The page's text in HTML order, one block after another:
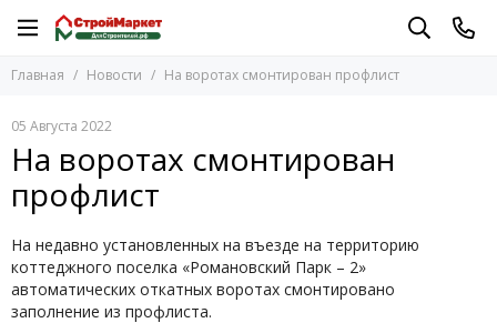
Главная Новости На воротах смонтирован профлист
05 Августа 2022
На воротах смонтирован
профлист
На недавно установленных на въезде на территорию
коттеджного поселка «Романовский Парк – 2»
автоматических откатных воротах смонтировано
заполнение из профлиста.